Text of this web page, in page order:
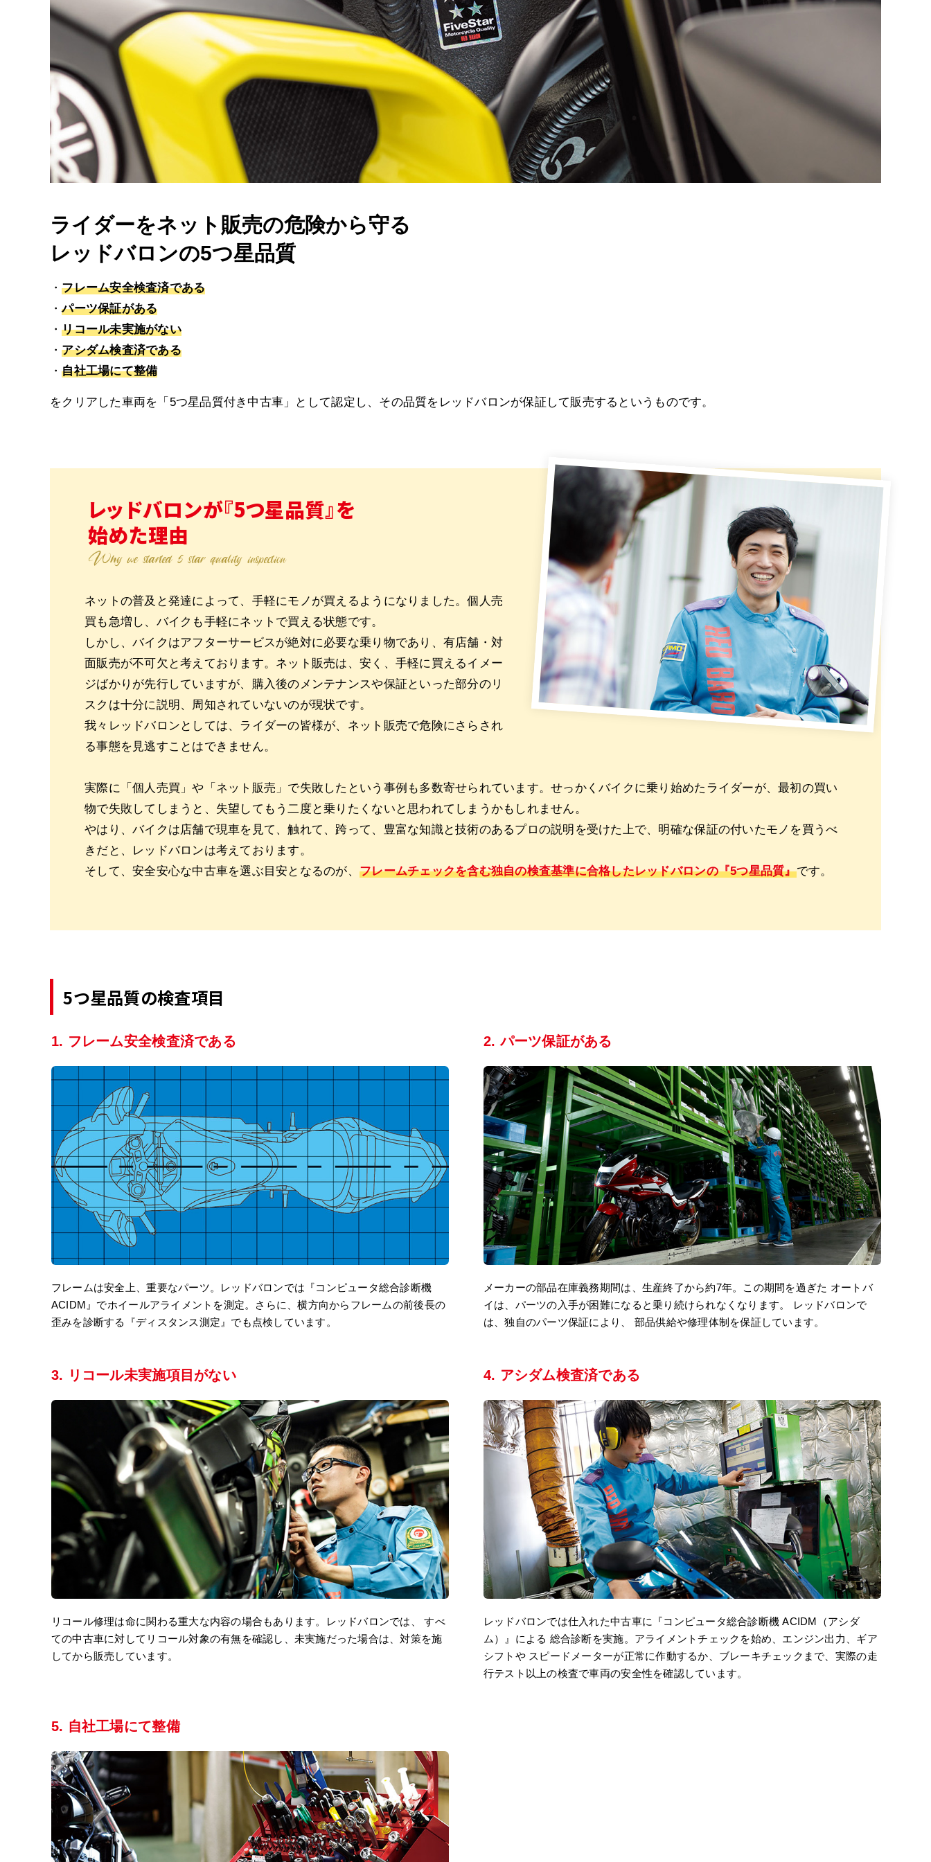
ライダーをネット販売の危険から守る
レッドバロンの5つ星品質
フレーム安全検査済である
パーツ保証がある
リコール未実施がない
アシダム検査済である
自社工場にて整備
をクリアした車両を「5つ星品質付き中古車」として認定し、その品質をレッドバロンが保証して販売するというものです。
レッドバロンが『5つ星品質』を
始めた理由
Why we started 5 star quality inspection
ネットの普及と発達によって、手軽にモノが買えるようになりました。個人売
買も急増し、バイクも手軽にネットで買える状態です。
しかし、バイクはアフターサービスが絶対に必要な乗り物であり、有店舗・対
面販売が不可欠と考えております。ネット販売は、安く、手軽に買えるイメー
ジばかりが先行していますが、購入後のメンテナンスや保証といった部分のリ
スクは十分に説明、周知されていないのが現状です。
我々レッドバロンとしては、ライダーの皆様が、ネット販売で危険にさらされ
る事態を見逃すことはできません。
実際に「個人売買」や「ネット販売」で失敗したという事例も多数寄せられています。せっかくバイクに乗り始めたライダーが、最初の買い
物で失敗してしまうと、失望してもう二度と乗りたくないと思われてしまうかもしれません。
やはり、バイクは店舗で現車を見て、触れて、跨って、豊富な知識と技術のあるプロの説明を受けた上で、明確な保証の付いたモノを買うべ
きだと、レッドバロンは考えております。
そして、安全安心な中古車を選ぶ目安となるのが、 フレームチェックを含む独自の検査基準に合格したレッドバロンの『5つ星品質』です。
5つ星品質の検査項目
1. フレーム安全検査済である
フレームは安全上、重要なパーツ。レッドバロンでは『コンピュータ総合診断機
ACIDM』でホイールアライメントを測定。さらに、横方向からフレームの前後長の
歪みを診断する『ディスタンス測定』でも点検しています。
2. パーツ保証がある
メーカーの部品在庫義務期間は、生産終了から約7年。この期間を過ぎた オートバ
イは、パーツの入手が困難になると乗り続けられなくなります。 レッドバロンで
は、独自のパーツ保証により、 部品供給や修理体制を保証しています。
3. リコール未実施項目がない
リコール修理は命に関わる重大な内容の場合もあります。レッドバロンでは、 すべ
ての中古車に対してリコール対象の有無を確認し、未実施だった場合は、対策を施
してから販売しています。
4. アシダム検査済である
レッドバロンでは仕入れた中古車に『コンピュータ総合診断機 ACIDM（アシダ
ム）』による 総合診断を実施。アライメントチェックを始め、エンジン出力、ギア
シフトや スピードメーターが正常に作動するか、ブレーキチェックまで、実際の走
行テスト以上の検査で車両の安全性を確認しています。
5. 自社工場にて整備